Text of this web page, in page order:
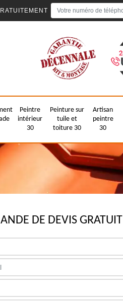
Peintre
intérieur
30
Peinture sur
tuile et
toiture 30
Artisan
peintre
30
DE DEVIS GRATUIT